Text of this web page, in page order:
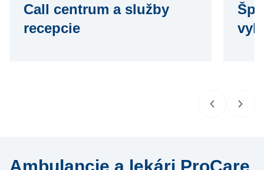
Call centrum a služby
recepcie
Ambulancie a lekári ProCare